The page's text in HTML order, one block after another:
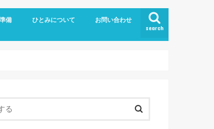
search
備
ち物
はなし
ひとみについて
ブログについて
ひとりごと
ひとみの「おすすめ」
最近のできごと
目標と結果
コミュニケーション
ミニマリスト
エシカル
お問い合わせ